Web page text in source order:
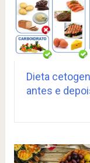
Dieta
antes e